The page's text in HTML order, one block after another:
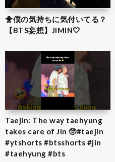
🐥僕の気持ちに気付いてる？
【BTS妄想】JIMIN‎🤍
Taejin: The way taehyung
takes care of Jin 🥺#taejin
#ytshorts #btsshorts #jin
#taehyung #bts